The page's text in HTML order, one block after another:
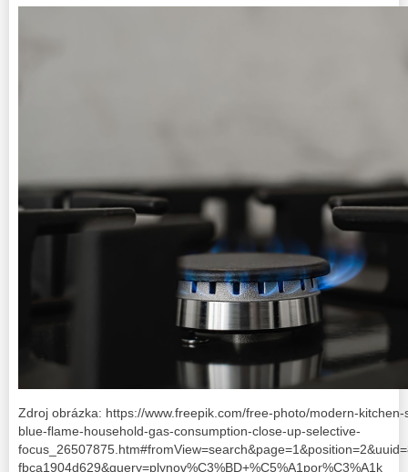
Zdroj obrázka: https://www.freepik.com/free-photo/modern-
blue-flame-household-gas-consumption-close-up-selective-
fbca1904d629&query=plynov%C3%BD+%C5%A1por%C3%A1k